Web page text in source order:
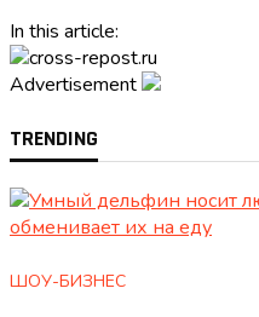
In this article:
Advertisement
TRENDING
ШОУ-БИЗНЕС